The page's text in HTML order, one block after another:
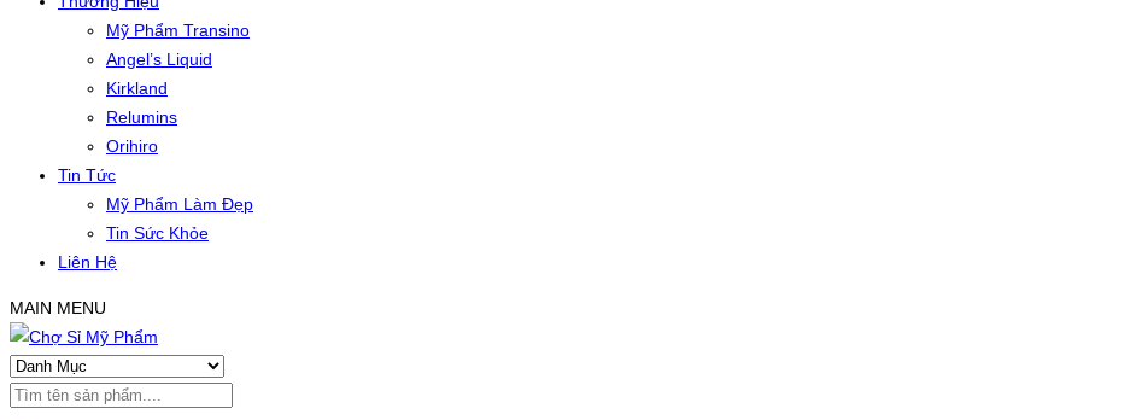
Mỹ Phẩm Transino
Angel’s Liquid
Kirkland
Relumins
Orihiro
Tin Tức
Mỹ Phẩm Làm Đẹp
Tin Sức Khỏe
Liên Hệ
MAIN MENU